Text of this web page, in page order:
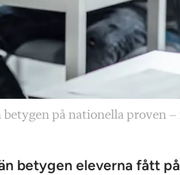
på nationella proven –
betygen eleverna fått på